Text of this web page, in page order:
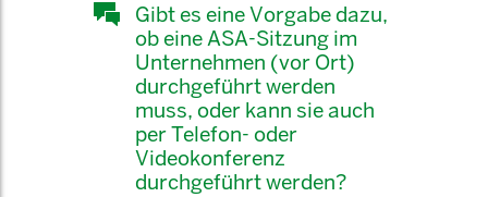
Gibt es eine Vorgabe dazu,
ob eine ASA-Sitzung im
Unternehmen (vor Ort)
durchgeführt werden
muss, oder kann sie auch
per Telefon- oder
Videokonferenz
durchgeführt werden?